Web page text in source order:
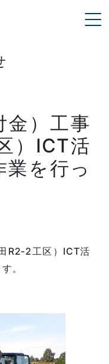
金）工事
）ICT活
業を行っ
R2-2工区）ICT活
。